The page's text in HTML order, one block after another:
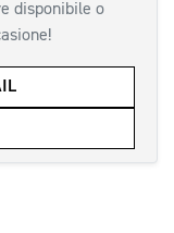
disponibile o